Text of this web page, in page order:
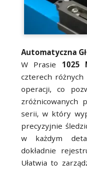
Automatyczna
W Prasie 1025
czterech różnych
operacji, co
zróżnicowanych
serii, w który
precyzyjnie
w każdym
dokładnie
Ułatwia to